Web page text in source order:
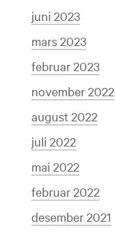
juni 2023
mars 2023
februar 2023
november 2022
august 2022
juli 2022
mai 2022
februar 2022
desember 2021